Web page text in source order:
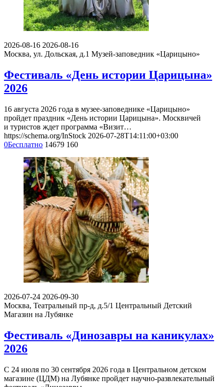
2026-08-16 2026-08-16
Москва, ул. Дольская, д.1 Музей-заповедник «Царицыно»
Фестиваль «День истории Царицына»
2026
16 августа 2026 года в музее-заповеднике «Царицыно»
пройдет праздник «День истории Царицына». Москвичей
и туристов ждет программа «Визит…
https://schema.org/InStock 2026-07-28T14:11:00+03:00
0Бесплатно 14679 160
2026-07-24 2026-09-30
Москва, Театральный пр-д, д.5/1 Центральный Детский
Магазин на Лубянке
Фестиваль «Динозавры на каникулах»
2026
С 24 июля по 30 сентября 2026 года в Центральном детском
магазине (ЦДМ) на Лубянке пройдет научно-развлекательный